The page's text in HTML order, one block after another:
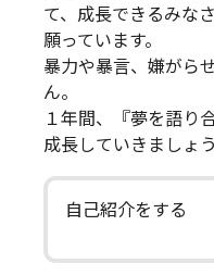
て、成長できるみな
願っています。
暴力や暴言、嫌がら
ん。
１年間、『夢を語り
成長していきましょう
自己紹介をする